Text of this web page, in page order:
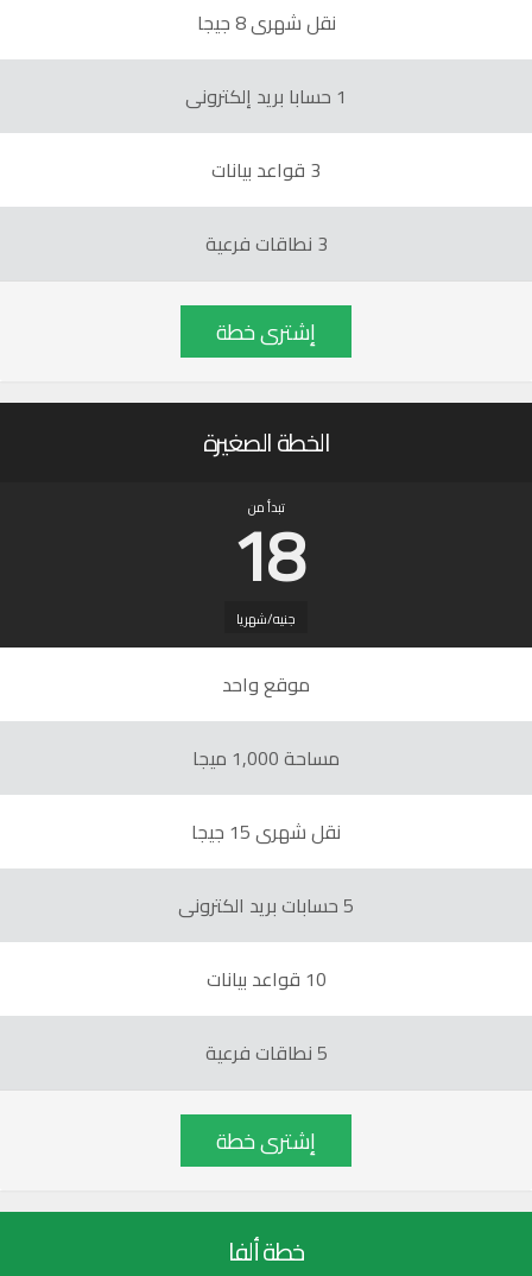
نقل شهرى 8 جيجا
1 حسابا بريد إلكترونى
3 قواعد بيانات
3 نطاقات فرعية
إشترى خطة
الخطة الصغيرة
تبدأ من
18
جنيه/شهريا
موقع واحد
مساحة 1,000 ميجا
نقل شهرى 15 جيجا
5 حسابات بريد الكترونى
10 قواعد بيانات
5 نطاقات فرعية
إشترى خطة
خطة ألفا